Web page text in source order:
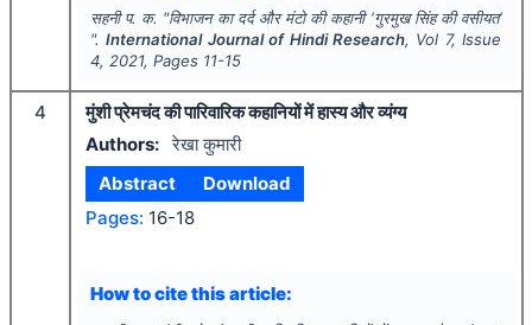
सहनी प. क. "विभाजन का दर्द और मंटो की कहानी ‘गुरमुख सिंह की वसीयत’
".International Journal of Hindi Research, Vol 7, Issue
4, 2021, Pages 11-15
4
मुंशी प्रेमचंद की पारिवारिक कहानियों में हास्य और व्यंग्य
Authors: रेखा कुमारी
Abstract
Download
Pages: 16-18
How to cite this article: